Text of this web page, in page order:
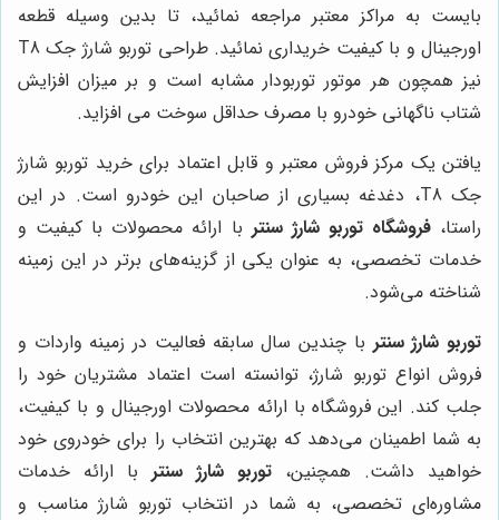
بایست به مراکز معتبر مراجعه نمائید، تا بدین وسیله قطعه
اورجینال و با کیفیت خریداری نمائید. طراحی توربو شارژ جک T8
نیز همچون هر موتور توربودار مشابه است و بر میزان افزایش
شتاب ناگهانی خودرو با مصرف حداقل سوخت می افزاید.
یافتن یک مرکز فروش معتبر و قابل اعتماد برای خرید توربو شارژ
جک T8، دغدغه بسیاری از صاحبان این خودرو است. در این
راستا،فروشگاه توربو شارژ سنتر با ارائه محصولات با کیفیت و
خدمات تخصصی، به عنوان یکی از گزینه‌های برتر در این زمینه
شناخته می‌شود.
توربو شارژ سنتر با چندین سال سابقه فعالیت در زمینه واردات و
فروش انواع توربو شارژ، توانسته است اعتماد مشتریان خود را
جلب کند. این فروشگاه با ارائه محصولات اورجینال و با کیفیت،
به شما اطمینان می‌دهد که بهترین انتخاب را برای خودروی خود
خواهید داشت. همچنین، توربو شارژ سنتر با ارائه خدمات
مشاوره‌ای تخصصی، به شما در انتخاب توربو شارژ مناسب و